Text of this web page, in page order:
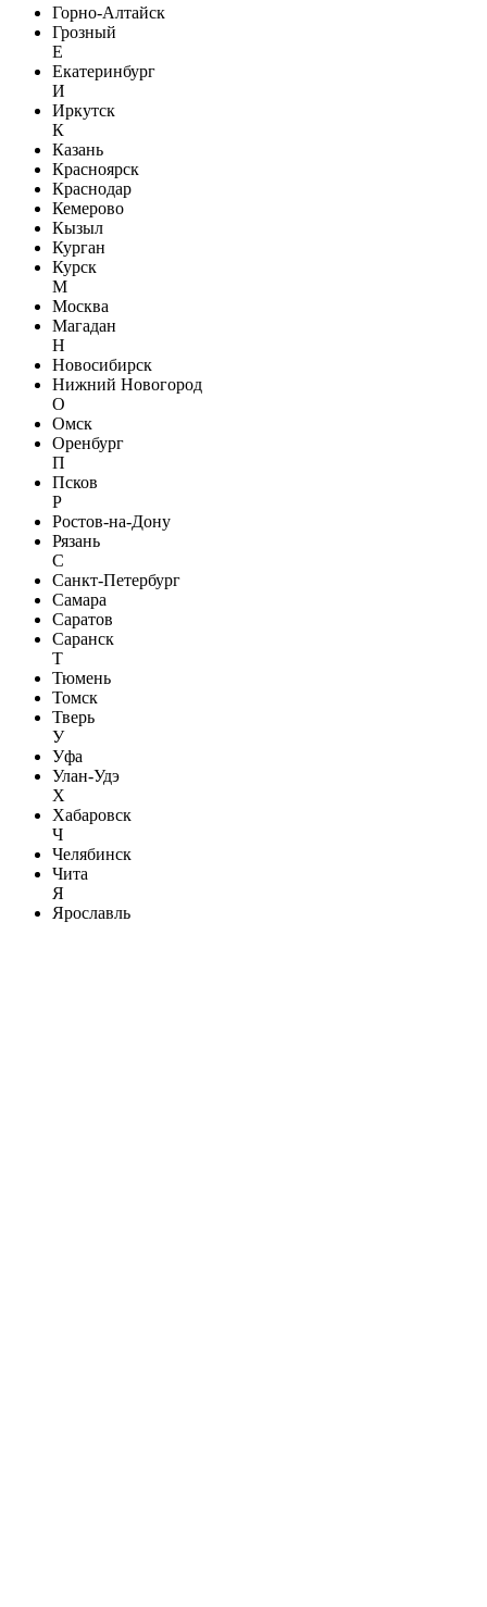
Горно-Алтайск
Грозный
Е
Екатеринбург
И
Иркутск
К
Казань
Красноярск
Краснодар
Кемерово
Кызыл
Курган
Курск
М
Москва
Магадан
Н
Новосибирск
Нижний Новогород
О
Омск
Оренбург
П
Псков
Р
Ростов-на-Дону
Рязань
С
Санкт-Петербург
Самара
Саратов
Саранск
Т
Тюмень
Томск
Тверь
У
Уфа
Улан-Удэ
Х
Хабаровск
Ч
Челябинск
Чита
Я
Ярославль